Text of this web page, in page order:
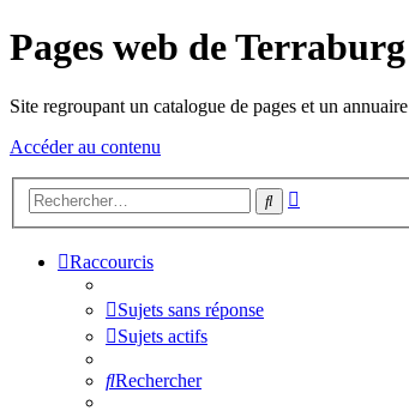
Pages web de Terraburg
Site regroupant un catalogue de pages et un annuaire
Accéder au contenu
Rechercher
Raccourcis
Sujets sans réponse
Sujets actifs
Rechercher